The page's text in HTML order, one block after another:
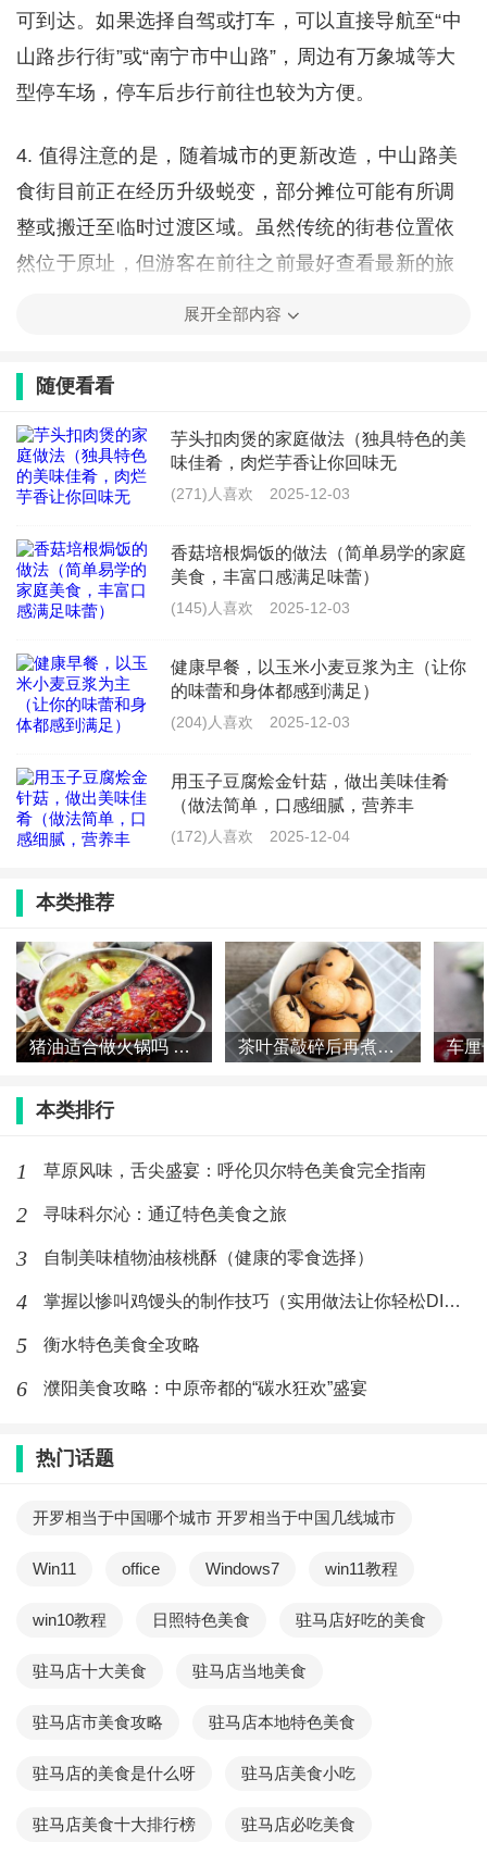
可到达。如果选择自驾或打车，可以直接导航至“中
山路步行街”或“南宁市中山路”，周边有万象城等大
型停车场，停车后步行前往也较为方便。
4. 值得注意的是，随着城市的更新改造，中山路美
食街目前正在经历升级蜕变，部分摊位可能有所调
整或搬迁至临时过渡区域。虽然传统的街巷位置依
然位于原址，但游客在前往之前最好查看最新的旅
最新文章
减肥期间可以吃猪肉炒菜吗_减肥能吃
(830)人喜欢 2026-07-21
螺蛳肉韭菜的做法大全_家常螺蛳肉炒
(697)人喜欢 2026-07-21
芋头炒脆皮肉怎么炒好吃窍门_香脆芋
(521)人喜欢 2026-07-21
芹菜和蒜苗炒肉_芹菜大蒜炒肉
展开全部内容
随便看看
芋头扣肉煲的家庭做法（独具特色的美
味佳肴，肉烂芋香让你回味无
(271)人喜欢 2025-12-03
香菇培根焗饭的做法（简单易学的家庭
美食，丰富口感满足味蕾）
(145)人喜欢 2025-12-03
健康早餐，以玉米小麦豆浆为主（让你
的味蕾和身体都感到满足）
(204)人喜欢 2025-12-03
用玉子豆腐烩金针菇，做出美味佳肴
（做法简单，口感细腻，营养丰
(172)人喜欢 2025-12-04
本类推荐
猪油适合做火锅吗 火锅为什么不用猪油 茶叶蛋敲碎后再煮几分钟 茶叶蛋敲碎之后再煮多久
本类排行
1 草原风味，舌尖盛宴：呼伦贝尔特色美食完全指南
2 寻味科尔沁：通辽特色美食之旅
3 自制美味植物油核桃酥（健康的零食选择）
4 掌握以惨叫鸡馒头的制作技巧（实用做法让你轻松DIY）
5 衡水特色美食全攻略
6 濮阳美食攻略：中原帝都的“碳水狂欢”盛宴
热门话题
开罗相当于中国哪个城市 开罗相当于中国几线城市
Win11 office Windows7 win11教程
win10教程 日照特色美食 驻马店好吃的美食
驻马店十大美食 驻马店当地美食
驻马店市美食攻略 驻马店本地特色美食
驻马店的美食是什么呀 驻马店美食小吃
驻马店美食十大排行榜 驻马店必吃美食